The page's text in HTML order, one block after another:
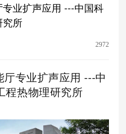
业扩声应用 ---中国科
究所
2972
专业扩声应用 ---中
程热物理研究所